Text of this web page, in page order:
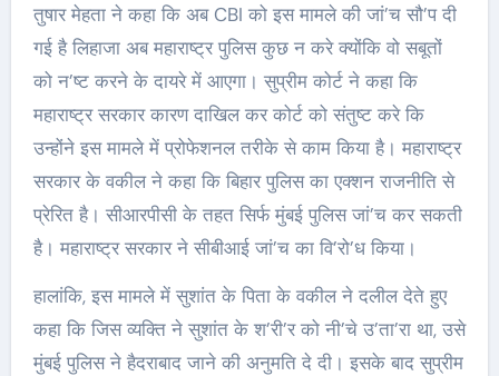
तुषार मेहता ने कहा कि अब CBI को इस मामले की जां’च सौ’प दी
गई है लिहाजा अब महाराष्ट्र पुलिस कुछ न करे क्योंकि वो सबूतों
को न’ष्ट करने के दायरे में आएगा। सुप्रीम कोर्ट ने कहा कि
महाराष्ट्र सरकार कारण दाखिल कर कोर्ट को संतुष्ट करे कि
उन्होंने इस मामले में प्रोफेशनल तरीके से काम किया है। महाराष्ट्र
सरकार के वकील ने कहा कि बिहार पुलिस का एक्शन राजनीति से
प्रेरित है। सीआरपीसी के तहत सिर्फ मुंबई पुलिस जां’च कर सकती
है। महाराष्ट्र सरकार ने सीबीआई जां’च का वि’रो’ध किया।
हालांकि, इस मामले में सुशांत के पिता के वकील ने दलील देते हुए
कहा कि जिस व्यक्ति ने सुशांत के श’री’र को नी’चे उ’ता’रा था, उसे
मुंबई पुलिस ने हैदराबाद जाने की अनुमति दे दी। इसके बाद सुप्रीम